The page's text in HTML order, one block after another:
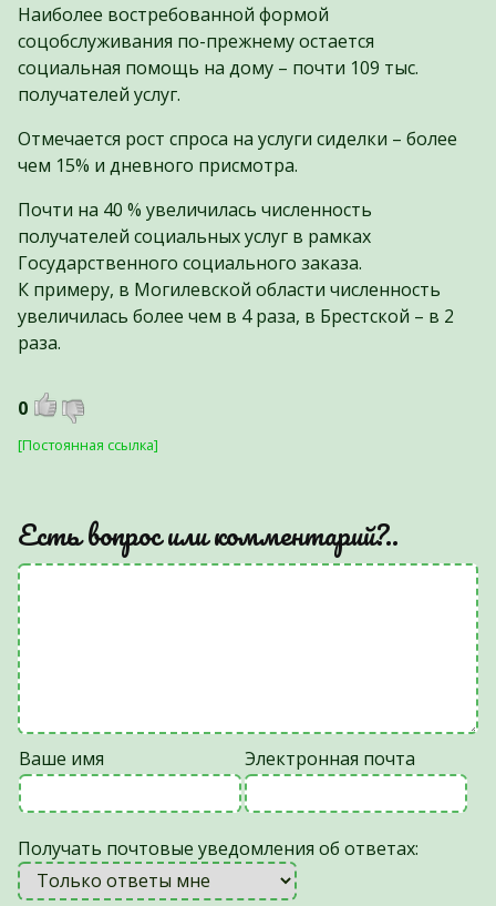
Наиболее востребованной формой
соцобслуживания по-прежнему остается
социальная помощь на дому – почти 109 тыс.
получателей услуг.
Отмечается рост спроса на услуги сиделки – более
чем 15% и дневного присмотра.
Почти на 40 % увеличилась численность
получателей социальных услуг в рамках
Государственного социального заказа.
К примеру, в Могилевской области численность
увеличилась более чем в 4 раза, в Брестской – в 2
раза.
0
[Постоянная ссылка]
Есть вопрос или комментарий?..
Ваше имя Электронная почта
Получать почтовые уведомления об ответах: